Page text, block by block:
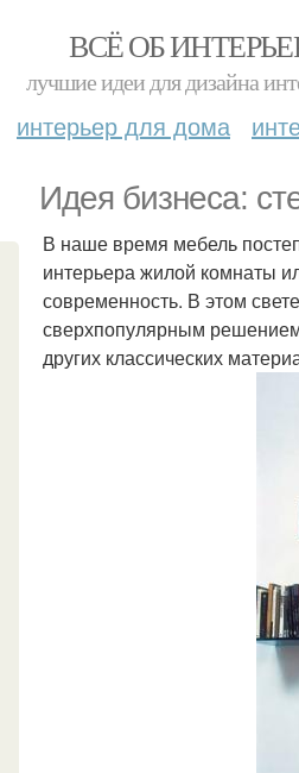
ВСЁ ОБ
лучшие идеи для дизайна
интерьер для дома
Идея бизнеса:
В наше время мебель
интерьера жилой комнаты
современность. В этом
сверхпопулярным
других классических